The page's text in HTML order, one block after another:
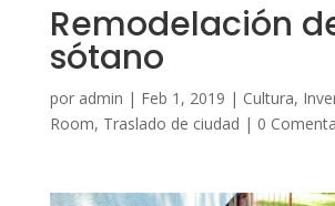
Remodelación
sótano
por admin | Feb 1, 2019 | Cultura,
Room, Traslado de ciudad | 0